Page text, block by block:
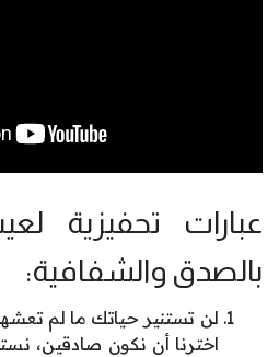
عبارات تحفيزية
بالصدق والشفافية:
لن تستنير حياتك ما لم
اخترنا أن نكون صادقين،